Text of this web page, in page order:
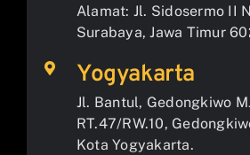
Alamat: Jl. Sidosermo II
Surabaya, Jawa Timur
Yogyakarta
Jl. Bantul, Gedongkiwo
RT.47/RW.10,
Kota Yogyakarta.